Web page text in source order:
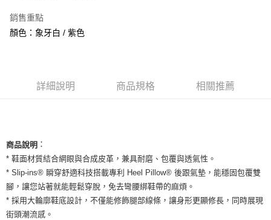
臺灣中小企業銀行
匯豐（台灣）商業銀行
台新國際商業銀行
中國信託商業銀行
Apple Pay
街口支付
全盈+PAY
AFTEE先享後付是「在收到商品之後才付款」的支付方式。 讓您購物簡單
便利好安心！
１．簡單：不需註冊會員、不需綁卡、不需儲值。
２．便利：只要手機號碼，簡訊認證，即可結帳。
３．安心：先確認商品／服務後，再付款。
【「AFTEE先享後付」結帳流程】
ATM付款
運送方式
全家取貨付款
每筆NT$60，滿NT$1,500(含以上)免運費
銷售重點
顏色：象牙白 / 紫色
詳細說明 商品規格 相關推薦
商品說明 ：
* 鞋面材質結合網眼與合成皮革，兼具耐磨、包覆與透氣性。
* Slip-ins® 瞬穿舒適科技搭載專利 Heel Pillow® 後跟氣墊，能穩固包覆雙
腳，讓您站著就能輕鬆穿脫，免去彎腰綁鞋帶的麻煩。
* 採用大輪廓鞋底設計，不僅能修飾腿部線條，讓身形更顯修長，同時展現
街頭潮流感。